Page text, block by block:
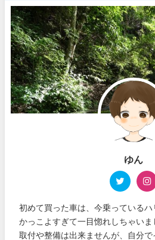
ゆん
初めて買った車は、今乗っているハ
かっこよすぎて一目惚れしちゃいま
取付や整備は出来ませんが、自分